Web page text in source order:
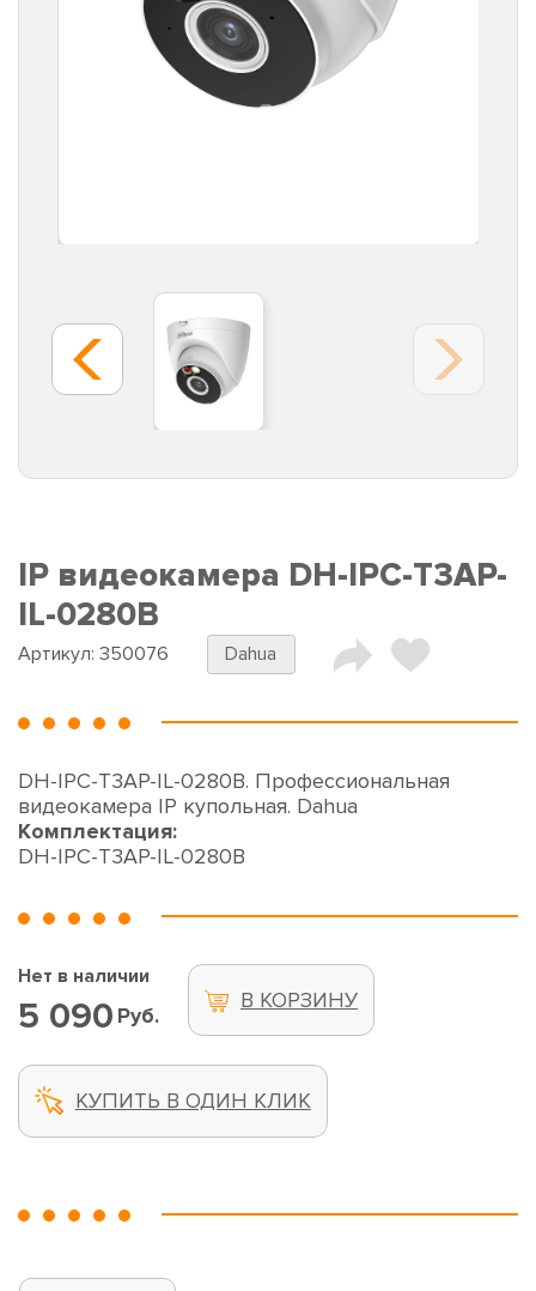
IP видеокамера DH-IPC-T3AP-
IL-0280B
Артикул: 350076 Dahua
DH-IPC-T3AP-IL-0280B. Профессиональная
видеокамера IP купольная. Dahua
Комплектация:
DH-IPC-T3AP-IL-0280B
Нет в наличии
5 090 Руб.
В КОРЗИНУ
КУПИТЬ В ОДИН КЛИК